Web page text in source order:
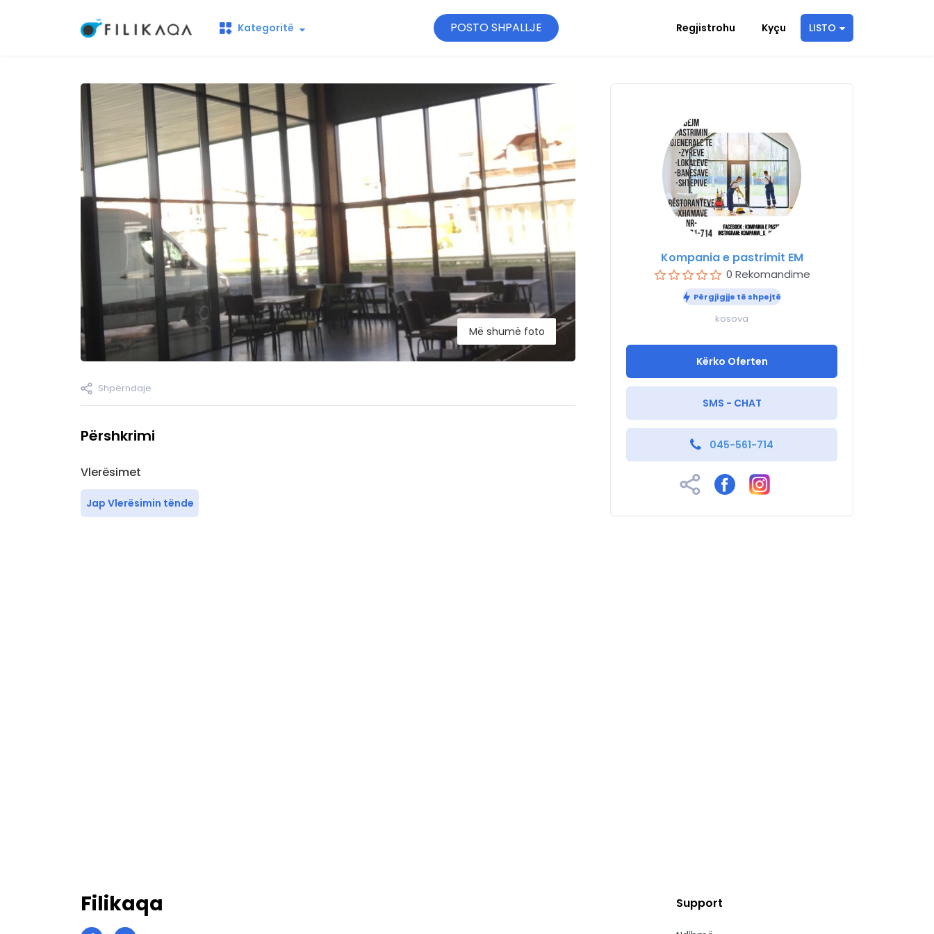
Kategoritë POSTO SHPALLJE Regjistrohu Kyçu LISTO
Më shumë foto
Shpërndaje
Përshkrimi
Vlerësimet
Jap Vlerësimin tënde
Kompania e pastrimit EM
0 Rekomandime
Përgjigjje të shpejtë
kosova
Kërko Oferten
SMS - CHAT
045-561-714
Filikaqa Support